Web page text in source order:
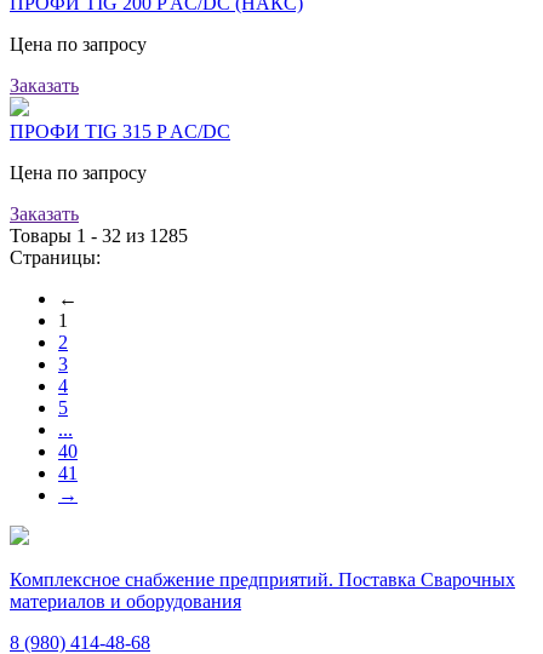
Цена по запросу
Заказать
ПРОФИ TIG 315 P AC/DC
Цена по запросу
Заказать
Товары 1 - 32 из 1285
Страницы:
←
1
2
3
4
5
...
40
41
→
Комплексное снабжение предприятий. Поставка Сварочных
материалов и оборудования
8 (980) 414-48-68